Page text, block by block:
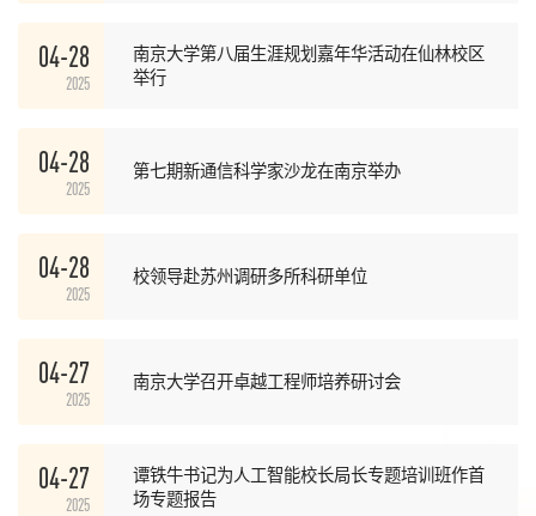
04-28
2025
南京大学第八届生涯规划嘉年华活动在仙林校区
举行
04-28
2025
第七期新通信科学家沙龙在南京举办
04-28
2025
校领导赴苏州调研多所科研单位
04-27
2025
南京大学召开卓越工程师培养研讨会
04-27
2025
谭铁牛书记为人工智能校长局长专题培训班作首
场专题报告